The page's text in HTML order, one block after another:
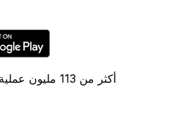
أكثر من 113 مليون عملية تنزيل من جميع أنحاء العالم